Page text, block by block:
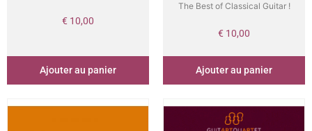
€ 10,00
Ajouter au panier
The Best of Classical Guitar !
€ 10,00
Ajouter au panier